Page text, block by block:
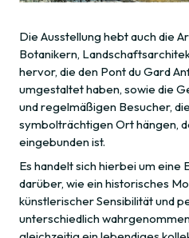
Die Ausstellung hebt auch die
Botanikern,
hervor, die den Pont du Gard
umgestaltet haben, sowie die
und regelmäßigen Besucher,
symbolträchtigen Ort hängen,
eingebunden ist.
Es handelt sich hierbei um eine
darüber, wie ein historisches
künstlerischer Sensibilität und
unterschiedlich